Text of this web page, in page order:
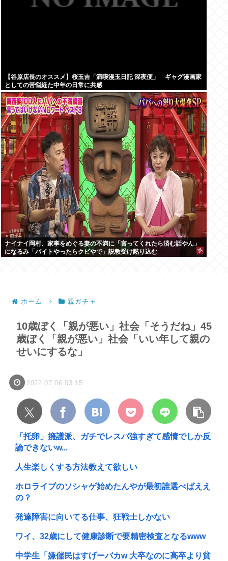
【谷原店長のオススメ】桜玉吉「満喫漫玉日記 深夜便」 ギャグ漫画家
としての苦悩経た中年の日常に共感
ナイナイ岡村、家事をめぐる妻の不満に「言ってくれたら済む話やん」
になるみ「バイトやったらクビやで」説教受け黙り込む
ホーム 親ガチャ
10歳ぼく「親が悪い」社会「そうだね」45
歳ぼく「親が悪い」社会「いい年して親の
せいにするな」
2022.07.06 03:15
「托卵」擁護派、ガチでレスバ強すぎて感情でしか反
論できないw...
人生楽しくする方法教えて欲しい
ホロライブのソシャゲ始めたんやが最初誰選べばええ
の？
発達障害に向いてる仕事、狂戦士しかない
ワイ、32歳にして健康診断で要精密検査となるwww
中学生「嫌儲民はすげーバカw 大卒なのに高卒より貧